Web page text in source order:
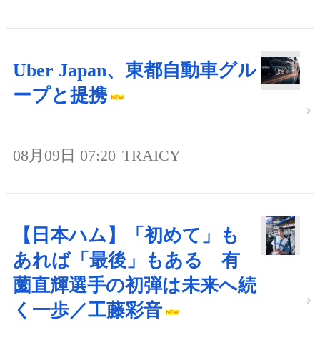
Uber Japan、東都自動車グル
ープと提携
08月09日 07:20 TRAICY
【日本ハム】「初めて」も
あれば「最後」もある 有
薗直輝選手の初弾は未来へ続
く一歩／工藤彩音